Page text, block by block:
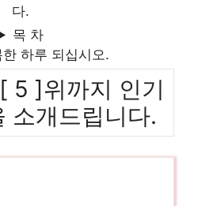
다.
목 차
하루 되십시오.
5 ]위까지 인기
소개드립니다.